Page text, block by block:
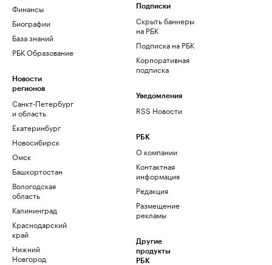
Финансы
Биографии
База знаний
РБК Образование
Новости
регионов
Санкт-Петербург
и область
Екатеринбург
Новосибирск
Омск
Башкортостан
Вологодская
область
Калининград
Краснодарский
край
Нижний
Новгород
Подписки
Скрыть баннеры
на РБК
Подписка на РБК
Корпоративная
подписка
Уведомления
RSS Новости
РБК
О компании
Контактная
информация
Редакция
Размещение
рекламы
Другие
продукты
РБК